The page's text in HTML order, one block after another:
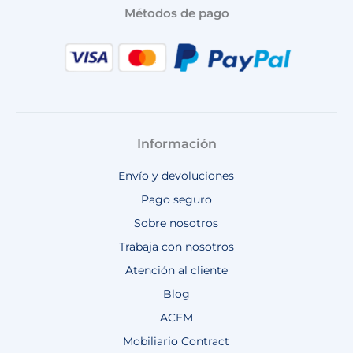
Métodos de pago
Información
Envío y devoluciones
Pago seguro
Sobre nosotros
Trabaja con nosotros
Atención al cliente
Blog
ACEM
Mobiliario Contract